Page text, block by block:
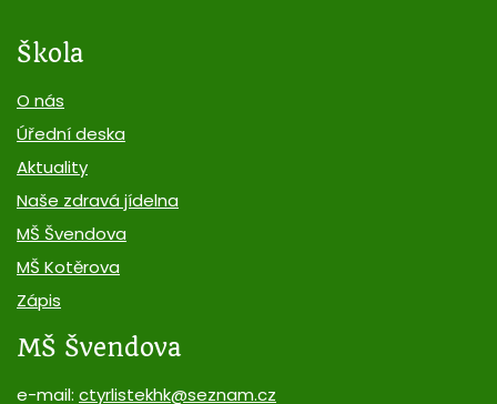
Škola
O nás
Úřední deska
Aktuality
Naše zdravá jídelna
MŠ Švendova
MŠ Kotěrova
Zápis
MŠ Švendova
e-mail: ctyrlistekhk@seznam.cz